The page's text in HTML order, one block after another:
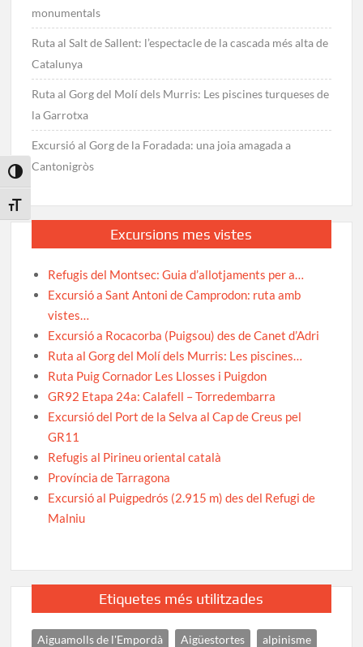
Toggle High Contrast
Toggle Font size
monumentals
Ruta al Salt de Sallent: l’espectacle de la cascada més alta de
Catalunya
Ruta al Gorg del Molí dels Murris: Les piscines turqueses de
la Garrotxa
Excursió al Gorg de la Foradada: una joia amagada a
Cantonigròs
Excursions mes vistes
Refugis del Montsec: Guia d’allotjaments per a…
Excursió a Sant Antoni de Camprodon: ruta amb
vistes…
Excursió a Rocacorba (Puigsou) des de Canet d’Adri
Ruta al Gorg del Molí dels Murris: Les piscines…
Ruta Puig Cornador Les Llosses i Puigdon
GR92 Etapa 24a: Calafell – Torredembarra
Excursió del Port de la Selva al Cap de Creus pel
GR11
Refugis al Pirineu oriental català
Província de Tarragona
Excursió al Puigpedrós (2.915 m) des del Refugi de
Malniu
Etiquetes més utilitzades
Aiguamolls de l'Empordà Aigüestortes
alpinisme